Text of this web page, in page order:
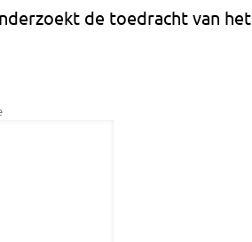
de toedracht van het